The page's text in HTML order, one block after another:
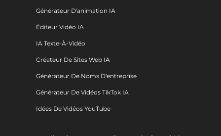
Générateur D'animation IA
Éditeur Vidéo IA
IA Texte-À-Vidéo
Créateur De Sites Web IA
Générateur De Noms D'entreprise
Générateur De Vidéos TikTok IA
Idées De Vidéos YouTube